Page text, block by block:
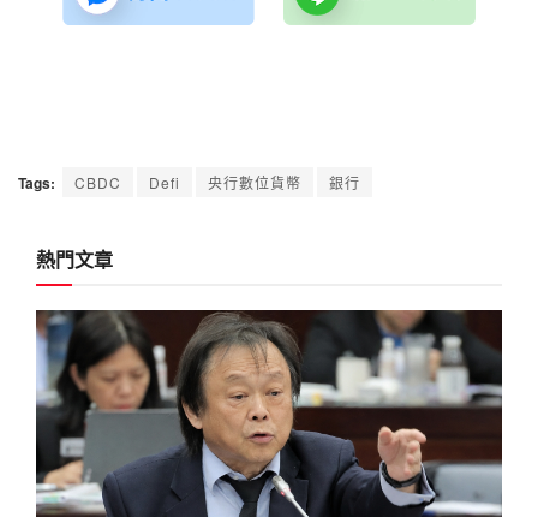
Tags: CBDC Defi 央行數位貨幣 銀行
熱門文章